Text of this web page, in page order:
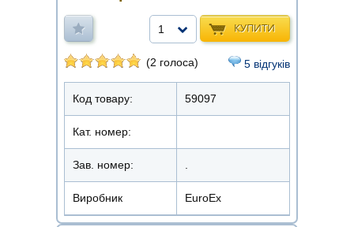
КУПИТИ
1
(2 голоса) 5 відгуків
Код товару: 59097
Кат. номер:
Зав. номер:
Виробник EuroEx